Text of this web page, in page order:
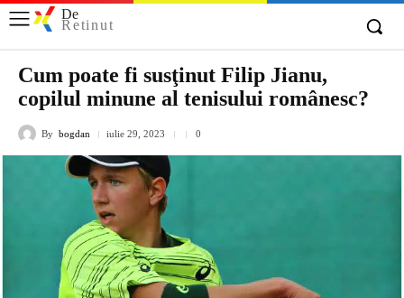
De
Retinut
Cum poate fi susţinut Filip Jianu,
copilul minune al tenisului românesc?
By bogdan iulie 29, 2023 0